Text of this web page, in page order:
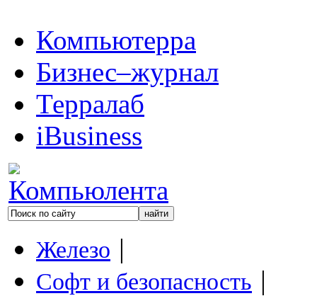
Компьютерра
Бизнес–журнал
Терралаб
iBusiness
Железо |
Софт и безопасность |